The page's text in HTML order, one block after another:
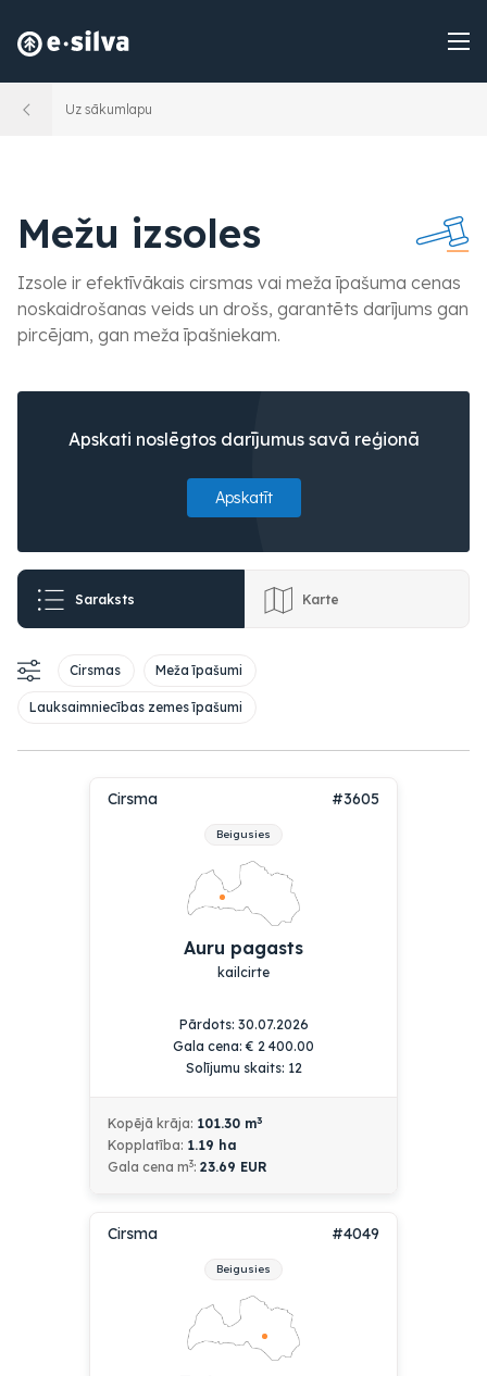
Uz sākumlapu
Mežu izsoles
Izsole ir efektīvākais cirsmas vai meža īpašuma cenas
noskaidrošanas veids un drošs, garantēts darījums gan
pircējam, gan meža īpašniekam.
Apskati noslēgtos darījumus savā reģionā
Apskatīt
Saraksts Karte
Cirsmas Meža īpašumi
Lauksaimniecības zemes īpašumi
Cirsma #3605
Beigusies
Auru pagasts
kailcirte
Pārdots: 30.07.2026
Gala cena:€ 2 400.00
Solījumu skaits: 12
Kopējā krāja: 101.30 m3
Kopplatība: 1.19 ha
Gala cena m3: 23.69 EUR
Cirsma #4049
Beigusies